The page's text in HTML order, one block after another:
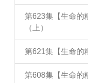
第623集【生命的
（上）
第621集【生命的
第608集【生命的